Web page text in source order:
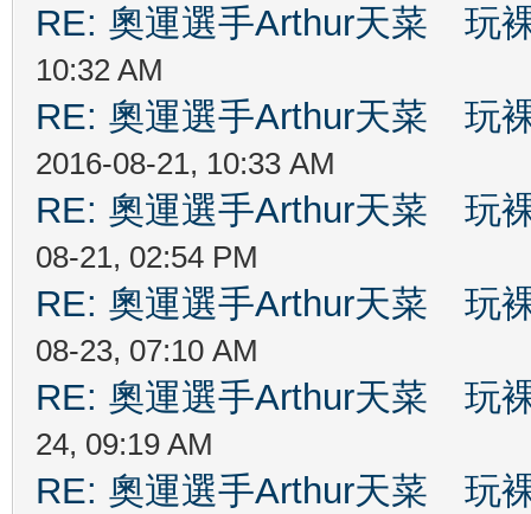
RE: 奧運選手Arthur天菜 玩
10:32 AM
RE: 奧運選手Arthur天菜 玩
2016-08-21, 10:33 AM
RE: 奧運選手Arthur天菜 玩
08-21, 02:54 PM
RE: 奧運選手Arthur天菜 玩
08-23, 07:10 AM
RE: 奧運選手Arthur天菜 玩
24, 09:19 AM
RE: 奧運選手Arthur天菜 玩